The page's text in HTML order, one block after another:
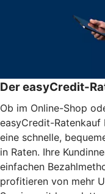
Der easyCredit-
Ob im Online-Shop
easyCredit-Ratenkauf
eine schnelle,
in Raten. Ihre
einfachen
profitieren von mehr